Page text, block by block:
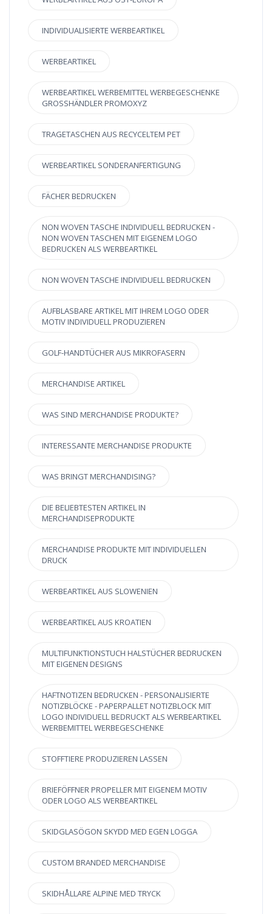
INDIVIDUALISIERTE WERBEARTIKEL
WERBEARTIKEL
WERBEARTIKEL WERBEMITTEL WERBEGESCHENKE
GROSSHÄNDLER PROMOXYZ
TRAGETASCHEN AUS RECYCELTEM PET
WERBEARTIKEL SONDERANFERTIGUNG
FÄCHER BEDRUCKEN
NON WOVEN TASCHE INDIVIDUELL BEDRUCKEN -
NON WOVEN TASCHEN MIT EIGENEM LOGO
BEDRUCKEN ALS WERBEARTIKEL
NON WOVEN TASCHE INDIVIDUELL BEDRUCKEN
AUFBLASBARE ARTIKEL MIT IHREM LOGO ODER
MOTIV INDIVIDUELL PRODUZIEREN
GOLF-HANDTÜCHER AUS MIKROFASERN
MERCHANDISE ARTIKEL
WAS SIND MERCHANDISE PRODUKTE?
INTERESSANTE MERCHANDISE PRODUKTE
WAS BRINGT MERCHANDISING?
DIE BELIEBTESTEN ARTIKEL IN
MERCHANDISEPRODUKTE
MERCHANDISE PRODUKTE MIT INDIVIDUELLEN
DRUCK
WERBEARTIKEL AUS SLOWENIEN
WERBEARTIKEL AUS KROATIEN
MULTIFUNKTIONSTUCH HALSTÜCHER BEDRUCKEN
MIT EIGENEN DESIGNS
HAFTNOTIZEN BEDRUCKEN - PERSONALISIERTE
NOTIZBLÖCKE - PAPERPALLET NOTIZBLOCK MIT
LOGO INDIVIDUELL BEDRUCKT ALS WERBEARTIKEL
WERBEMITTEL WERBEGESCHENKE
STOFFTIERE PRODUZIEREN LASSEN
BRIEFÖFFNER PROPELLER MIT EIGENEM MOTIV
ODER LOGO ALS WERBEARTIKEL
SKIDGLASÖGON SKYDD MED EGEN LOGGA
CUSTOM BRANDED MERCHANDISE
SKIDHÅLLARE ALPINE MED TRYCK